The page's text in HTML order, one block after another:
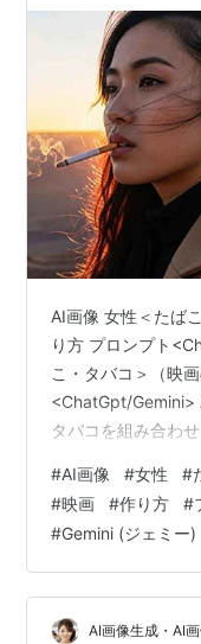
AI画像 女性＜たば
り方 プロンプト
こ・タバコ＞（映
<ChatGpt/Gemini>
タバコを組み合わ
気を演出できる人
ートを超え、物語
のあるビジュアル
を持っています。
るための実践的な
ストして…
#AI画像 #女性 #
#映画 #作り方 #
#Gemini (ジェミー)
AI画像生成・AI